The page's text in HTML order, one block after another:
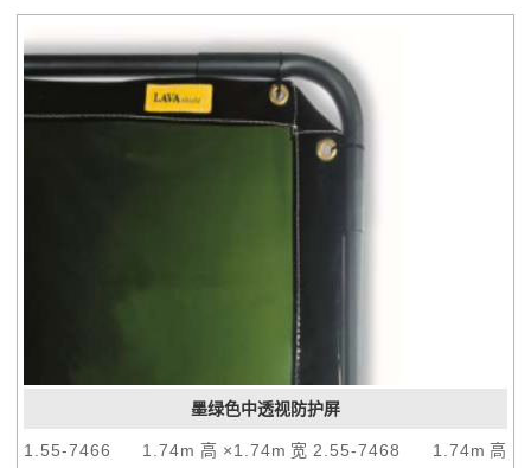
墨绿色中透视防护屏
1.55-7466 1.74m高×1.74m宽2.55-7468 1.74m高